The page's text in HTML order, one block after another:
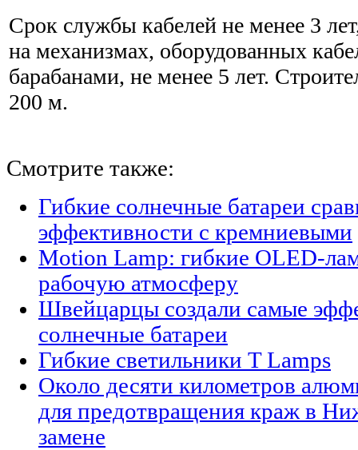
Срок службы кабелей не менее 3
на механизмах, оборудованных
барабанами, не менее 5 лет.
200 м.
Смотрите также:
Гибкие солнечные батареи
эффективности с кремниевыми
Motion Lamp: гибкие OLED-
рабочую атмосферу
Швейцарцы создали самые
солнечные батареи
Гибкие светильники T Lamps
Около десяти километров
для предотвращения краж в
замене